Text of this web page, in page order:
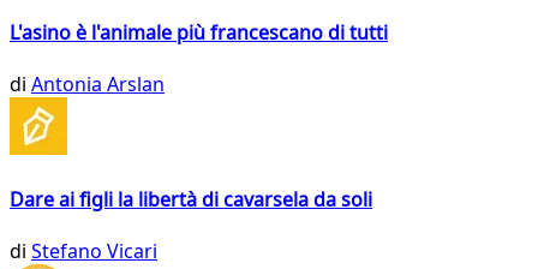
L'asino è l'animale più francescano di tutti
di Antonia Arslan
Dare ai figli la libertà di cavarsela da soli
di Stefano Vicari